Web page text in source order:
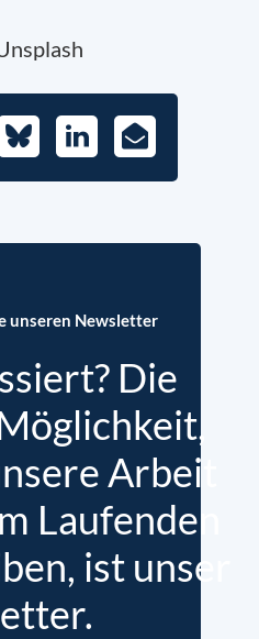
BlueskyLinkedIn
E-
Mail
unseren Newsletter
Die
Arbeit
Laufenden
ist unser